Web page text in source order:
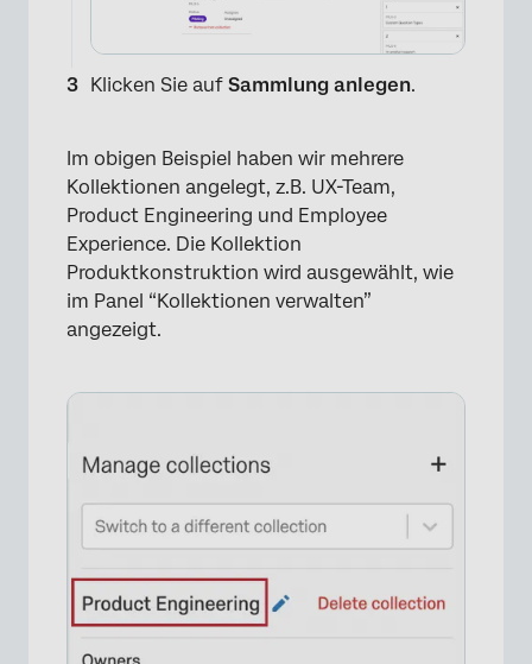
×
Klicken Sie auf Sammlung anlegen.
Im obigen Beispiel haben wir mehrere
Kollektionen angelegt, z.B. UX-Team,
Product Engineering und Employee
Experience. Die Kollektion
Produktkonstruktion wird ausgewählt, wie
im Panel “Kollektionen verwalten”
angezeigt.